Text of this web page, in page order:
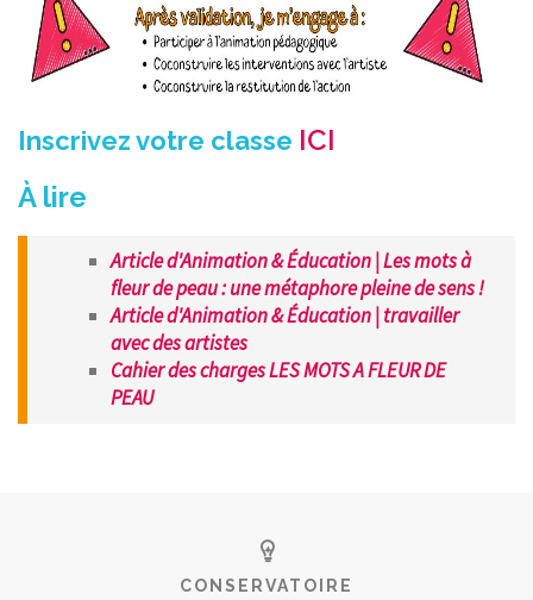
Inscrivez votre classe ICI
À lire
Article d'Animation & Éducation | Les mots à
fleur de peau : une métaphore pleine de sens !
Article d'Animation & Éducation | travailler
avec des artistes
Cahier des charges LES MOTS A FLEUR DE
PEAU
CONSERVATOIRE